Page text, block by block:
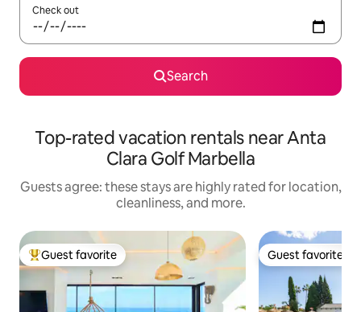
Check out
Search
Top-rated vacation rentals near Anta
Clara Golf Marbella
Guests agree: these stays are highly rated for location,
cleanliness, and more.
Top guest favorite
Guest favorite Guest favorite
Guest favorite